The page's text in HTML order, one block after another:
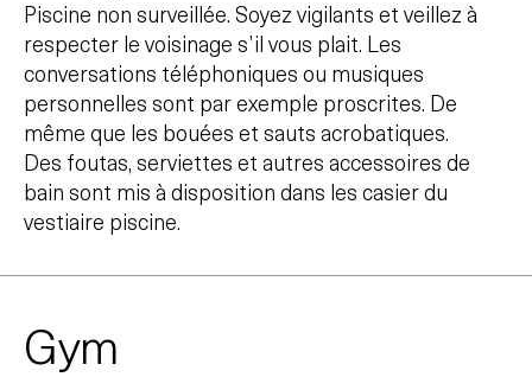
Piscine non surveillée. Soyez vigilants et veillez à
respecter le voisinage s’il vous plait. Les
conversations téléphoniques ou musiques
personnelles sont par exemple proscrites. De
même que les bouées et sauts acrobatiques.
Des foutas, serviettes et autres accessoires de
bain sont mis à disposition dans les casier du
vestiaire piscine.
Gym